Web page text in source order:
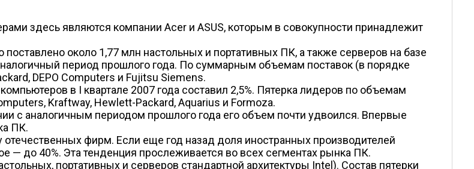
здесь являются компании Acer и ASUS, которым в совокупности принадлежит
около 1,77 млн настольных и портативных ПК, а также серверов на базе
период прошлого года. По суммарным объемам поставок (в порядке
DEPO Computers и Fujitsu Siemens.
в I квартале 2007 года составил 2,5%. Пятерка лидеров по объемам
Kraftway, Hewlett-Packard, Aquarius и Formoza.
с аналогичным периодом прошлого года его объем почти удвоился. Впервые
ПК.
фирм. Если еще год назад доля иностранных производителей
— до 40%. Эта тенденция прослеживается во всех сегментах рынка ПК.
портативных и серверов стандартной архитектуры Intel). Состав пятерки